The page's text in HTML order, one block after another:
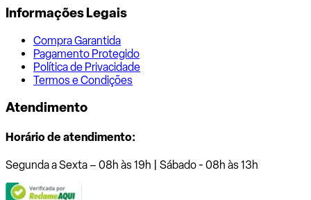
Informações Legais
Compra Garantida
Pagamento Protegido
Política de Privacidade
Termos e Condições
Atendimento
Horário de atendimento:
Segunda a Sexta – 08h às 19h | Sábado - 08h às 13h